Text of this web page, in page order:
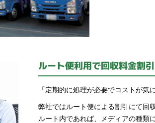
ルート便利用で回収料金割引
「定期的に処理が必要でコストが
弊社ではルート便による割引にて回
ルート内であれば、メディアの種類